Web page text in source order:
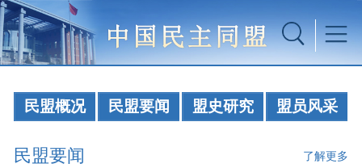
民盟概况 民盟要闻 盟史研究 盟员风采
民盟要闻 了解更多